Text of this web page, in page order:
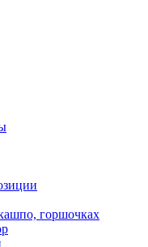
горшочках